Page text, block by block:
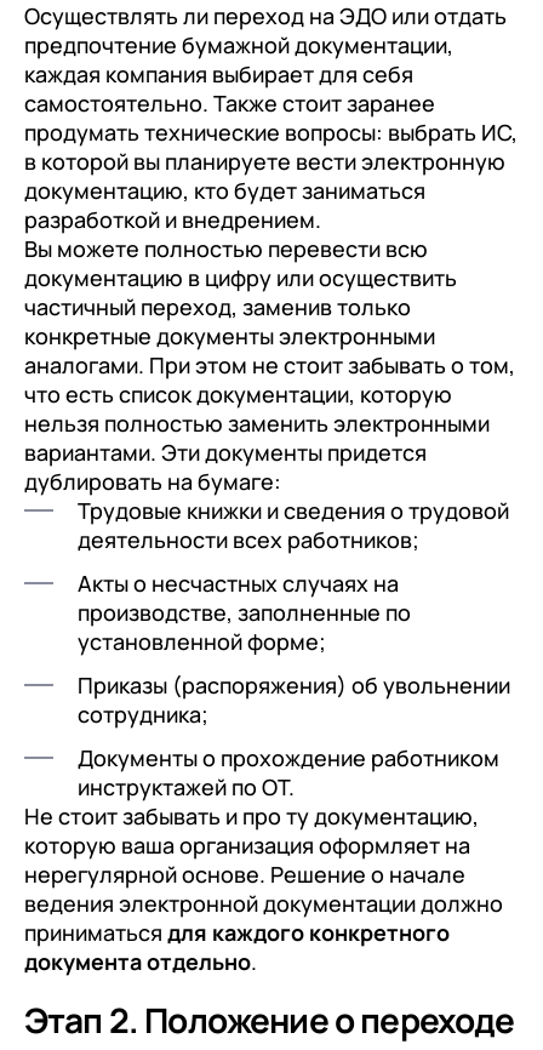
Осуществлять ли переход на ЭДО или отдать
предпочтение бумажной документации,
каждая компания выбирает для себя
самостоятельно. Также стоит заранее
продумать технические вопросы: выбрать ИС,
в которой вы планируете вести электронную
документацию, кто будет заниматься
разработкой и внедрением.
Вы можете полностью перевести всю
документацию в цифру или осуществить
частичный переход, заменив только
конкретные документы электронными
аналогами. При этом не стоит забывать о том,
что есть список документации, которую
нельзя полностью заменить электронными
вариантами. Эти документы придется
дублировать на бумаге:
Трудовые книжки и сведения о трудовой
деятельности всех работников;
Акты о несчастных случаях на
производстве, заполненные по
установленной форме;
Приказы (распоряжения) об увольнении
сотрудника;
Документы о прохождение работником
инструктажей по ОТ.
Не стоит забывать и про ту документацию,
которую ваша организация оформляет на
нерегулярной основе. Решение о начале
ведения электронной документации должно
приниматься для каждого конкретного
документа отдельно.
Этап 2. Положение о переходе